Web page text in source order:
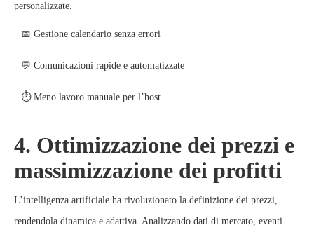
personalizzate.
📅 Gestione calendario senza errori
💬 Comunicazioni rapide e automatizzate
⏱️ Meno lavoro manuale per l’host
4. Ottimizzazione dei prezzi e
massimizzazione dei profitti
L’intelligenza artificiale ha rivoluzionato la definizione dei prezzi,
rendendola dinamica e adattiva. Analizzando dati di mercato, eventi